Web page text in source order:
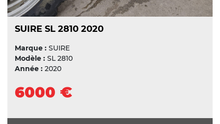
SUIRE SL 2810 2020
Marque : SUIRE
Modèle : SL 2810
Année : 2020
6000 €